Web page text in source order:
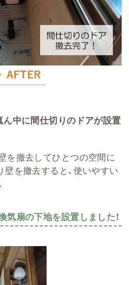
中に間仕切りのドアが設置
を撤去してひとつの空間に
を撤去すると、使いやすい
気扇の下地を設置しました！